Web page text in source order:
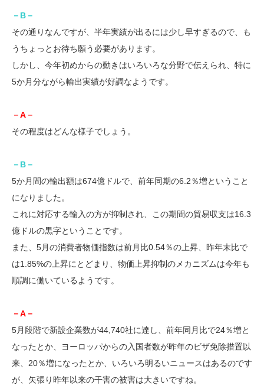
－B－
その通りなんですが、半年実績が出るには少し早すぎるので、も
うちょっとお待ち願う必要があります。
しかし、今年初めからの動きはいろいろな分野で伝えられ、特に
5か月分ながら輸出実績が好調なようです。
－A－
その程度はどんな様子でしょう。
－B－
5か月間の輸出額は674億ドルで、前年同期の6.2％増ということ
になりました。
これに対応する輸入の方が抑制され、この期間の貿易収支は16.3
億ドルの黒字ということです。
また、5月の消費者物価指数は前月比0.54％の上昇、昨年末比で
は1.85%の上昇にとどまり、物価上昇抑制のメカニズムは今年も
順調に働いているようです。
－A－
5月段階で新設企業数が44,740社に達し、前年同月比で24％増と
なったとか、ヨーロッパからの入国者数が昨年のビザ免除措置以
来、20％増になったとか、いろいろ明るいニュースはあるのです
が、矢張り昨年以来の干害の被害は大きいですね。